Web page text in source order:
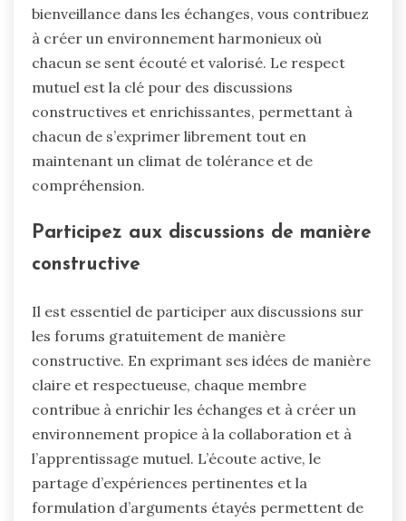
bienveillance dans les échanges, vous contribuez
à créer un environnement harmonieux où
chacun se sent écouté et valorisé. Le respect
mutuel est la clé pour des discussions
constructives et enrichissantes, permettant à
chacun de s’exprimer librement tout en
maintenant un climat de tolérance et de
compréhension.
Participez aux discussions de manière
constructive
Il est essentiel de participer aux discussions sur
les forums gratuitement de manière
constructive. En exprimant ses idées de manière
claire et respectueuse, chaque membre
contribue à enrichir les échanges et à créer un
environnement propice à la collaboration et à
l’apprentissage mutuel. L’écoute active, le
partage d’expériences pertinentes et la
formulation d’arguments étayés permettent de